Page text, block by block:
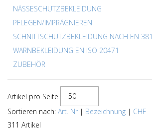
NÄSSESCHUTZBEKLEIDUNG
PFLEGEN/IMPRÄGNIEREN
SCHNITTSCHUTZBEKLEIDUNG NACH EN 381
WARNBEKLEIDUNG EN ISO 20471
ZUBEHÖR
Artikel pro Seite
50
Sortieren nach: Art. Nr | Bezeichnung | CHF
311 Artikel